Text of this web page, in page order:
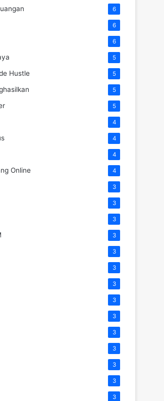
6
6
6
5
Hustle 5
5
5
4
4
4
Online 4
3
3
3
3
3
3
3
3
3
3
3
3
3
3